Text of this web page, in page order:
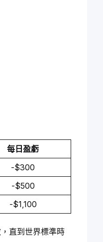
每日盈虧
-$300
-$500
-$1,100
直到世界標準時